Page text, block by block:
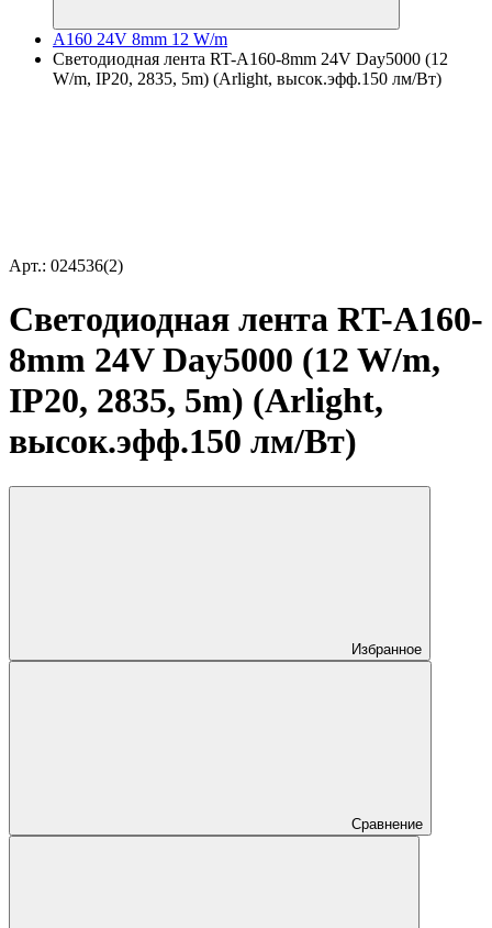
A160 24V 8mm 12 W/m
Светодиодная лента RT-A160-8mm 24V Day5000 (12
W/m, IP20, 2835, 5m) (Arlight, высок.эфф.150 лм/Вт)
Арт.: 024536(2)
Светодиодная лента RT-A160-
8mm 24V Day5000 (12 W/m,
IP20, 2835, 5m) (Arlight,
высок.эфф.150 лм/Вт)
Избранное
Сравнение